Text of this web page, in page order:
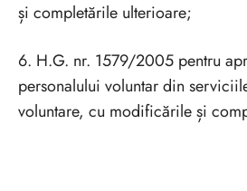
și completările ulterioare;
6. H.G. nr. 1579/2005 pentru
personalului voluntar din
voluntare, cu modificările și